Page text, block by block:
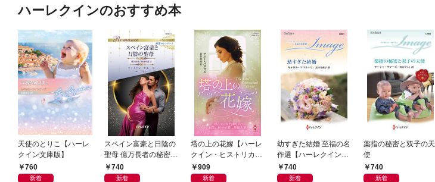
ハーレクインのおすすめ本
天使のとりこ【ハーレ
クイン文庫版】
760
新着
スペイン富豪と日陰の
聖母 億万長者の秘密同
盟 II ハーレクイン・ロ
マンス～純潔のシンデ
740
新着
塔の上の花嫁【ハーレ
クイン・ヒストリカ
ル・スペシャル版】
909
新着
幼すぎた結婚 至福の名
作選【ハーレクイン・
イマージュ版】
740
新着
薬指の秘密と双子の天
使
740
新着